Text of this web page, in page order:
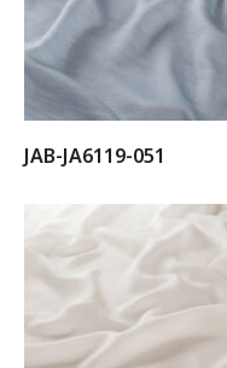
JAB-JA6119-051